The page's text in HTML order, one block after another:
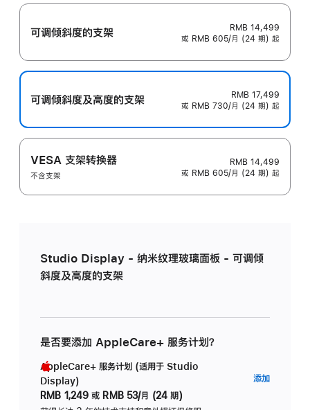
可调倾斜度的支架
RMB 14,499
或 RMB 605/月 (24 期) 起
可调倾斜度及高‍度的支‍架
RMB 17,499
或 RMB 730/月 (24 期) 起
VESA 支架转换器
不含支架
RMB 14,499
或 RMB 605/月 (24 期) 起
Studio Display - 纳米纹理玻璃面板 - 可调倾
斜度及高度的支架
是否要添加 AppleCare+ 服务计划？
AppleCare+ 服务计划 (适用于 Studio
Display)
RMB 1,249 或 RMB 53/月 (24 期)
添加